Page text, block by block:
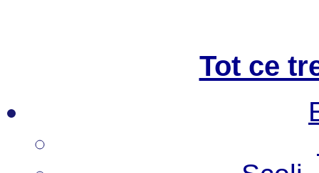
Tot ce